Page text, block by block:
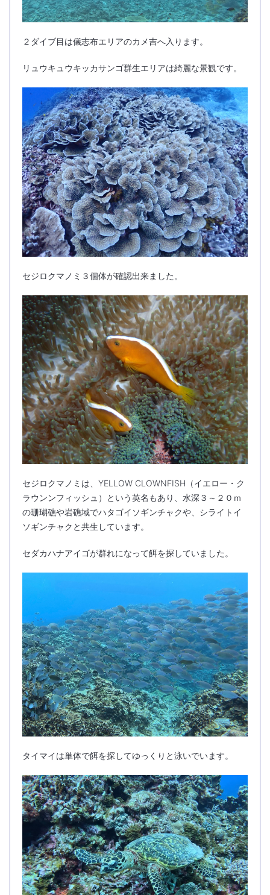
２ダイブ目は儀志布エリアのカメ吉へ入ります。
リュウキュウキッカサンゴ群生エリアは綺麗な景観です。
セジロクマノミ３個体が確認出来ました。
セジロクマノミは、YELLOW CLOWNFISH（イエロー・ク
ラウンンフィッシュ）という英名もあり、水深３～２０ｍ
の珊瑚礁や岩礁域でハタゴイソギンチャクや、シライトイ
ソギンチャクと共生しています。
セダカハナアイゴが群れになって餌を探していました。
タイマイは単体で餌を探してゆっくりと泳いでいます。